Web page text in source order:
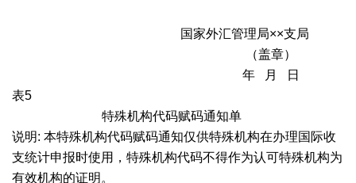
国家外汇管理局××支局
（盖章）
年 月 日
表5
特殊机构代码赋码通知单
说明: 本特殊机构代码赋码通知仅供特殊机构在办理国际收
支统计申报时使用，特殊机构代码不得作为认可特殊机构为
有效机构的证明。